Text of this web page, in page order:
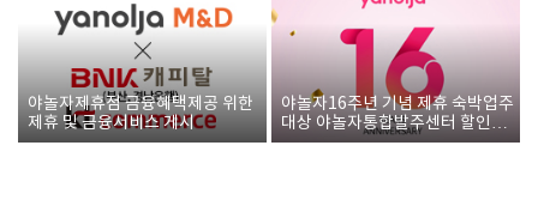
야놀자제휴점 금융혜택제공 위한
제휴 및 금융서비스 게시
야놀자16주년 기념 제휴 숙박업주
대상 야놀자통합발주센터 할인쿠
폰 증정